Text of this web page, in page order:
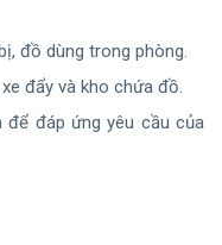
đồ dùng trong phòng.
đẩy và kho chứa đồ.
để đáp ứng yêu cầu của